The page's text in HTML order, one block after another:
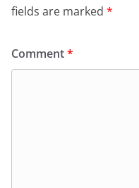
fields are marked *
Comment*